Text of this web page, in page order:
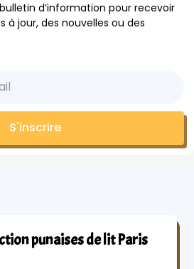
d’information pour recevoir
jour, des nouvelles ou des
S'inscrire
punaises de lit Paris